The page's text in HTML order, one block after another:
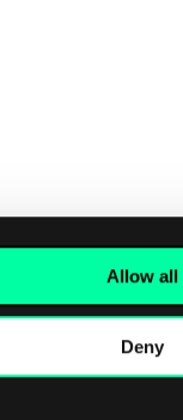
Allow all
Deny